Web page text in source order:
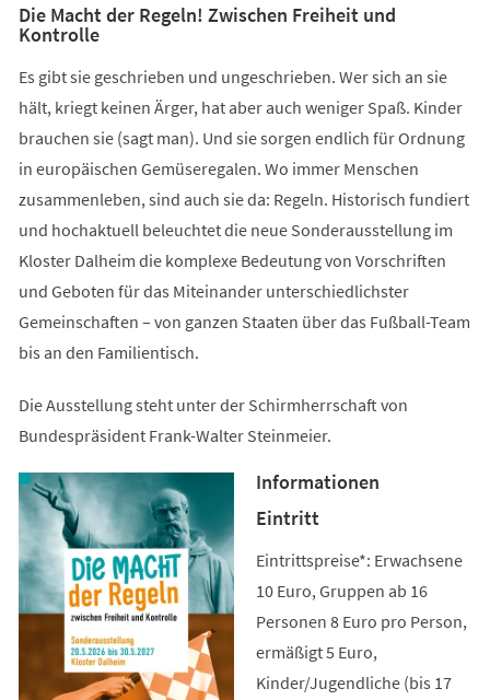
Die Macht der Regeln! Zwischen Freiheit und
Kontrolle
Es gibt sie geschrieben und ungeschrieben. Wer sich an sie
hält, kriegt keinen Ärger, hat aber auch weniger Spaß. Kinder
brauchen sie (sagt man). Und sie sorgen endlich für Ordnung
in europäischen Gemüseregalen. Wo immer Menschen
zusammenleben, sind auch sie da: Regeln. Historisch fundiert
und hochaktuell beleuchtet die neue Sonderausstellung im
Kloster Dalheim die komplexe Bedeutung von Vorschriften
und Geboten für das Miteinander unterschiedlichster
Gemeinschaften – von ganzen Staaten über das Fußball-Team
bis an den Familientisch.
Die Ausstellung steht unter der Schirmherrschaft von
Bundespräsident Frank-Walter Steinmeier.
Informationen
Eintritt
Eintrittspreise*: Erwachsene
10 Euro, Gruppen ab 16
Personen 8 Euro pro Person,
ermäßigt 5 Euro,
Kinder/Jugendliche (bis 17